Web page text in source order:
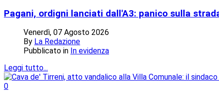
Pagani, ordigni lanciati dall'A3: panico sulla
Venerdì, 07 Agosto 2026
By La Redazione
Pubblicato in In evidenza
Leggi tutto...
0